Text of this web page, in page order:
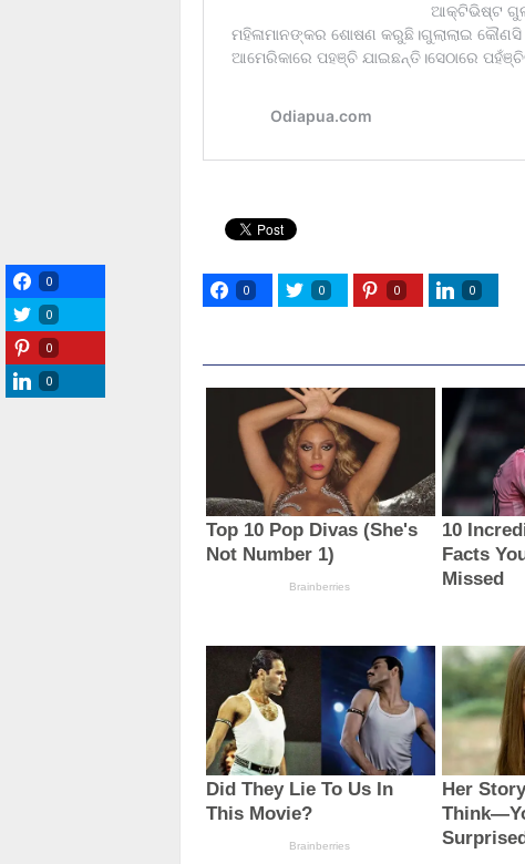
0 0 0 0
0
0
0
0